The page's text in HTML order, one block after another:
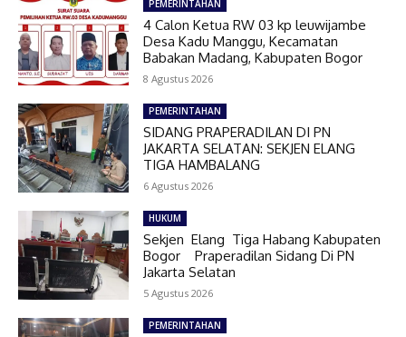
PEMERINTAHAN
4 Calon Ketua RW 03 kp leuwijambe
Desa Kadu Manggu, Kecamatan
Babakan Madang, Kabupaten Bogor
8 Agustus 2026
PEMERINTAHAN
SIDANG PRAPERADILAN DI PN
JAKARTA SELATAN: SEKJEN ELANG
TIGA HAMBALANG
6 Agustus 2026
HUKUM
Sekjen Elang Tiga Habang Kabupaten
Bogor Praperadilan Sidang Di PN
Jakarta Selatan
5 Agustus 2026
PEMERINTAHAN